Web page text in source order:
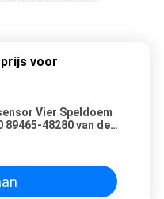
voor
Vier Speldoem
89465-48280 van de